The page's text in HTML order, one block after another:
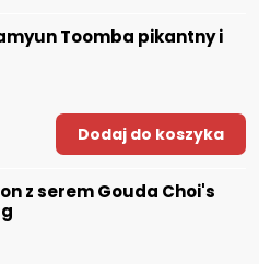
Toomba pikantny i
Dodaj do koszyka
z serem Gouda Choi's